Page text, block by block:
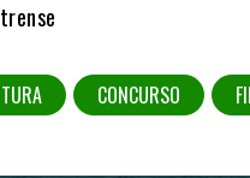
CONCURSO